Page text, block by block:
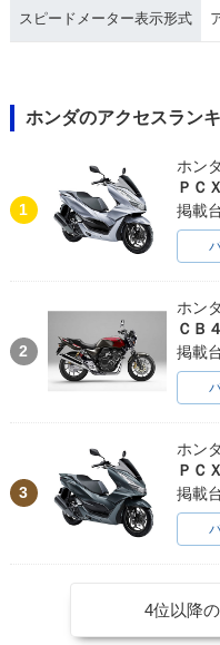
スピードメーター表示形式
ホンダのアクセスラン
1
ホン
ＰＣＸ
掲載
2
ホン
掲載
3
ホン
ＰＣ
掲載
4位以降